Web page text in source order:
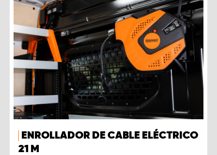
ENROLLADOR DE CABLE ELÉCTRICO
21 M